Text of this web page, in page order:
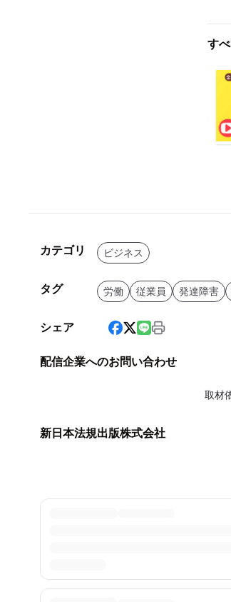
す
カテゴリ ビジネス
タグ 労働 従業員 発達障害
シェア
配信企業へのお問い合わせ
取材
新日本法規出版株式会社